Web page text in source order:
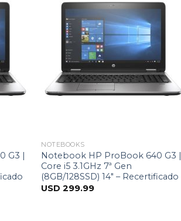
G3 |
NOTEBOOKS
Notebook HP ProBook 640 G3 |
Core i5 3.1GHz 7ª Gen
(8GB/128SSD) 14″ – Recertificado
USD299.99